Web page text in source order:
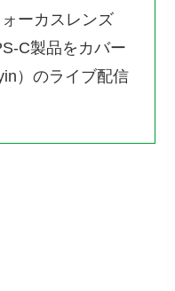
ーカスレンズ
C製品をカバー
）のライブ配信